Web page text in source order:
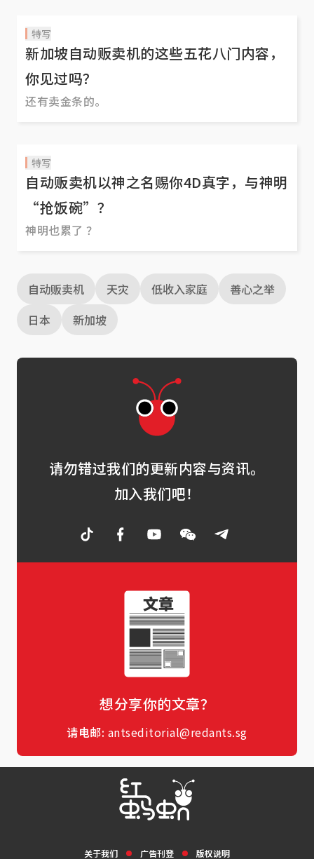
特写
新加坡自动贩卖机的这些五花八门内容，
你见过吗？
还有卖金条的。
特写
自动贩卖机以神之名赐你4D真字，与神明
“抢饭碗”？
神明也累了 ？
自动贩卖机 天灾 低收入家庭
善心之举
日本
新加坡
请勿错过我们的更新内容与资讯。
加入我们吧！
想分享你的文章？
请电邮: antseditorial@redants.sg
关于我们 广告刊登 版权说明